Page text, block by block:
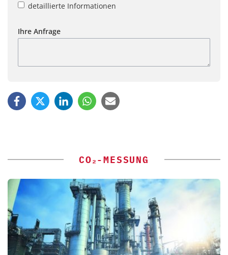
detaillierte Informationen
Ihre Anfrage
CO₂-MESSUNG